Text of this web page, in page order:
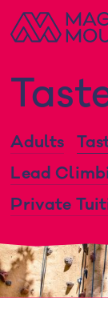
Skip
to
Adults
Lead
Private